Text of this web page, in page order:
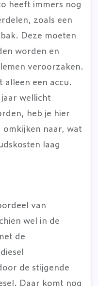
heeft immers nog
zoals een
Deze moeten
worden en
veroorzaken.
alleen een accu.
wellicht
heb je hier
naar, wat
laag
van
wel in de
de
de stijgende
Daar komt nog